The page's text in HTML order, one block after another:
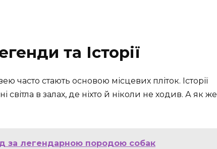
та Історії
часто стають основою місцевих пліток. Історії
світла в залах, де ніхто й ніколи не ходив. А як же
за легендарною породою собак